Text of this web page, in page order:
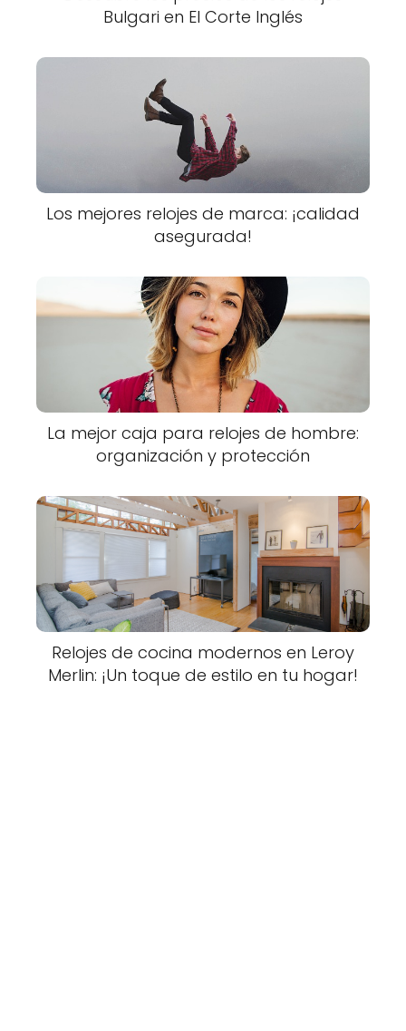
Bulgari en El Corte Inglés
Los mejores relojes de marca: ¡calidad
asegurada!
La mejor caja para relojes de hombre:
organización y protección
Relojes de cocina modernos en Leroy
Merlin: ¡Un toque de estilo en tu hogar!